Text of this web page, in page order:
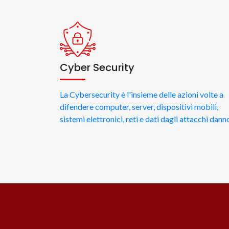
Cyber Security
La Cybersecurity è l'insieme delle azioni volte a
difendere computer, server, dispositivi mobili,
sistemi elettronici, reti e dati dagli attacchi